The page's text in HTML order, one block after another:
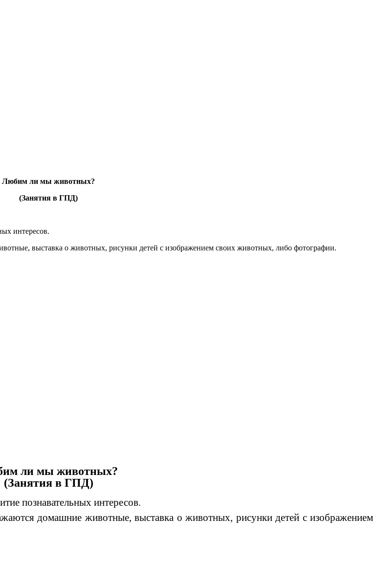
Любим ли мы животных?
(Занятия в ГПД)
интересов.
выставка о животных, рисунки детей с изображением своих животных, либо фотографии.
ли мы животных?
(Занятия в ГПД)
познавательных интересов.
домашние животные, выставка о животных, рисунки детей с изображением